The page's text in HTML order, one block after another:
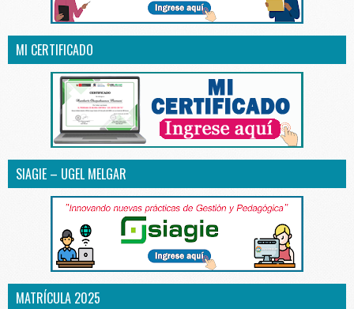
MI CERTIFICADO
SIAGIE – UGEL MELGAR
MATRÍCULA 2025